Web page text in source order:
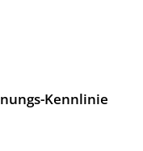
Kenn­linie